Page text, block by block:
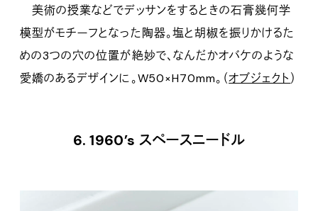
美術の授業などでデッサンをするときの石膏幾何学
模型がモチーフとなった陶器。塩と胡椒を振りかけるた
めの3つの穴の位置が絶妙で、なんだかオバケのような
愛嬌のあるデザインに。W50×H70mm。（オブジェクト）
6. 1960’s スペースニードル